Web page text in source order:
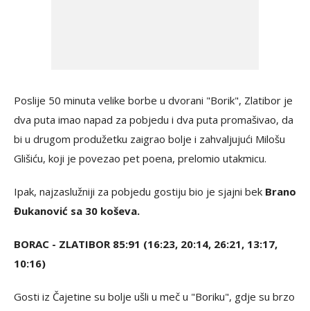
Poslije 50 minuta velike borbe u dvorani "Borik", Zlatibor je
dva puta imao napad za pobjedu i dva puta promašivao, da
bi u drugom produžetku zaigrao bolje i zahvaljujući Milošu
Glišiću, koji je povezao pet poena, prelomio utakmicu.
Ipak, najzaslužniji za pobjedu gostiju bio je sjajni bek Brano
Đukanović sa 30 koševa.
BORAC - ZLATIBOR 85:91 (16:23, 20:14, 26:21, 13:17,
10:16)
Gosti iz Čajetine su bolje ušli u meč u "Boriku", gdje su brzo